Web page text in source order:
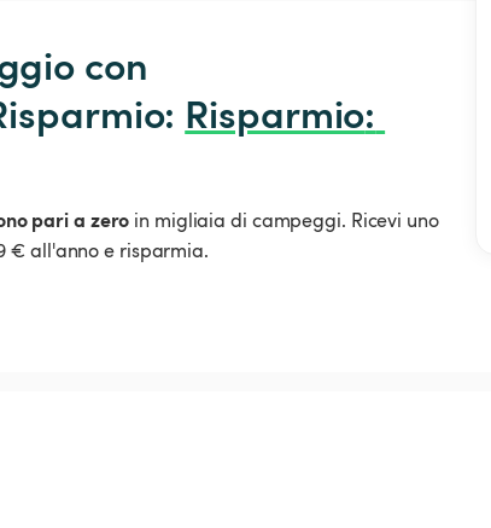
con
Risparmio:
pari a zero in migliaia di campeggi. Ricevi uno
€ all'anno e risparmia.